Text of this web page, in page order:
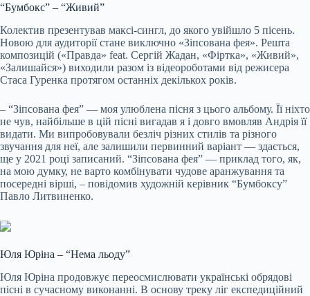
“Бумбокс” – “Живий”
Колектив презентував максі-сингл, до якого увійшло 5 пісень.
Новою для аудиторії стане виключно «Зіпсована фея». Решта
композицій («Правда» feat. Сергій Жадан, «Фіртка», «Живий»,
«Залишайся») виходили разом із відеороботами від режисера
Стаса Гуренка протягом останніх декількох років.
– “Зіпсована фея” — моя улюблена пісня з цього альбому. Її ніхто
не чув, найбільше в цій пісні вигадав я і довго вмовляв Андрія її
видати. Ми випробовували безліч різних стилів та різного
звучання для неї, але залишили первинний варіант — здається,
ще у 2021 році записаний. “Зіпсована фея” — приклад того, як,
на мою думку, не варто комбінувати чудове аранжування та
посередні вірші, – повідомив художній керівник “Бумбоксу”
Павло Литвиненко.
Юля Юріна – “Нема льоду”
Юля Юріна продовжує переосмислювати українські обрядові
пісні в сучасному виконанні. В основу треку ліг експедиційний